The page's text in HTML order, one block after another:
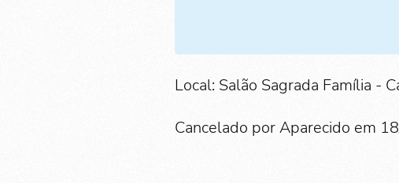
Local: Salão Sagrada Família -
Cancelado por Aparecido em